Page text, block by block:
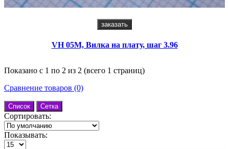
заказать
VH 05M, Вилка на плату, шаг 3.96
Показано с 1 по 2 из 2 (всего 1 страниц)
Сравнение товаров (0)
Список Сетка
Сортировать:
Показывать: